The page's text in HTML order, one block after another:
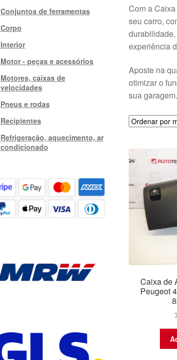
Com a
seu carro,
experiência
Aposte na
otimizar o
sua garagem.
Caixa de
Peugeot
Conjuntos de ferramentas
Corpo
Interior
Motor - peças e acessórios
Motores, caixas de
velocidades
Pneus e rodas
Recipientes
Refrigeração, aquecimento, ar
condicionado